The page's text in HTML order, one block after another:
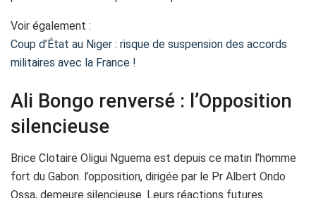
Voir également :
Coup d’État au Niger : risque de suspension des accords
militaires avec la France !
Ali Bongo renversé : l’Opposition
silencieuse
Brice Clotaire Oligui Nguema est depuis ce matin l’homme
fort du Gabon. l’opposition, dirigée par le Pr Albert Ondo
Ossa, demeure silencieuse. Leurs réactions futures